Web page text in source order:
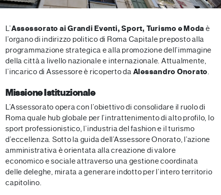
L’Assessorato ai Grandi Eventi, Sport, Turismo e Moda è
l’organo di indirizzo politico di Roma Capitale preposto alla
programmazione strategica e alla promozione dell’immagine
della città a livello nazionale e internazionale. Attualmente,
l’incarico di Assessore è ricoperto da Alessandro Onorato.
Missione Istituzionale
L’Assessorato opera con l’obiettivo di consolidare il ruolo di
Roma quale hub globale per l’intrattenimento di alto profilo, lo
sport professionistico, l’industria del fashion e il turismo
d’eccellenza. Sotto la guida dell’Assessore Onorato, l’azione
amministrativa è orientata alla creazione di valore
economico e sociale attraverso una gestione coordinata
delle deleghe, mirata a generare indotto per l’intero territorio
capitolino.